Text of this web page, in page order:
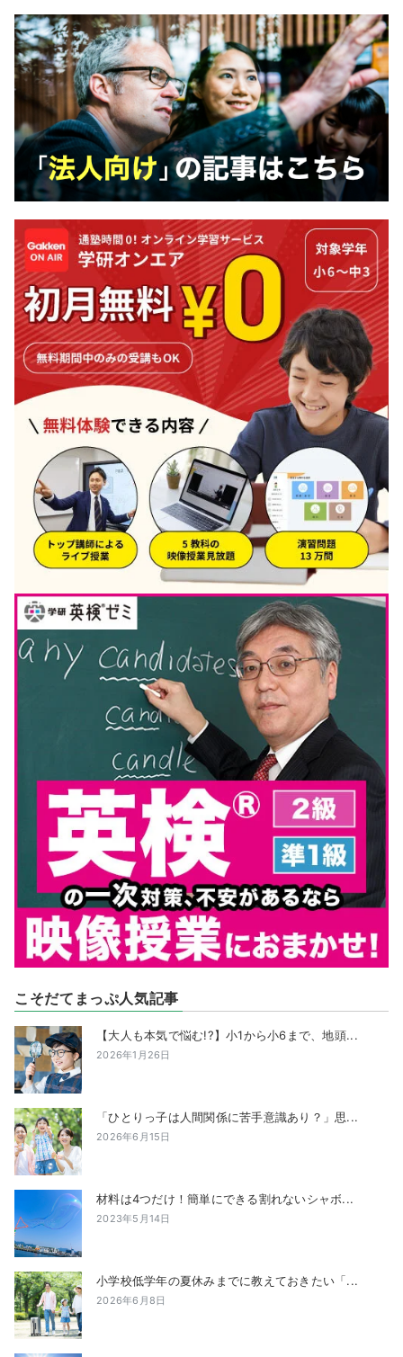
こそだてまっぷ人気記事
【大人も本気で悩む!?】小1から小6まで、地頭...
2026年1月26日
「ひとりっ子は人間関係に苦手意識あり？」思...
2026年6月15日
材料は4つだけ！簡単にできる割れないシャボ...
2023年5月14日
小学校低学年の夏休みまでに教えておきたい「...
2026年6月8日